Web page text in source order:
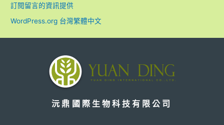
訂閱留言的資訊提供
WordPress.org 台灣繁體中文
沅鼎國際生物科技有限公司